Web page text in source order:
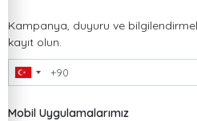
Kampanya, duyuru ve
kayıt olun.
Mobil Uygulamalarımız